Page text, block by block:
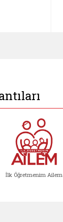
İlk Öğretmenim Ailem